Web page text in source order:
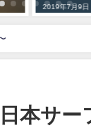
2019年7月9日
本サー